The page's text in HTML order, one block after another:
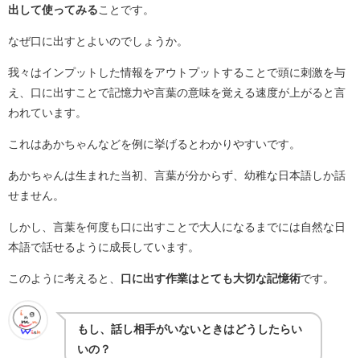
出して使ってみる ことです。
なぜ口に出すとよいのでしょうか。
我々はインプットした情報をアウトプットすることで頭に刺激を与
え、口に出すことで記憶力や言葉の意味を覚える速度が上がると言
われています。
これはあかちゃんなどを例に挙げるとわかりやすいです。
あかちゃんは生まれた当初、言葉が分からず、幼稚な日本語しか話
せません。
しかし、言葉を何度も口に出すことで大人になるまでには自然な日
本語で話せるように成長しています。
このように考えると、 口に出す作業はとても大切な記憶術です。
もし、話し相手がいないときはどうしたらい
いの？